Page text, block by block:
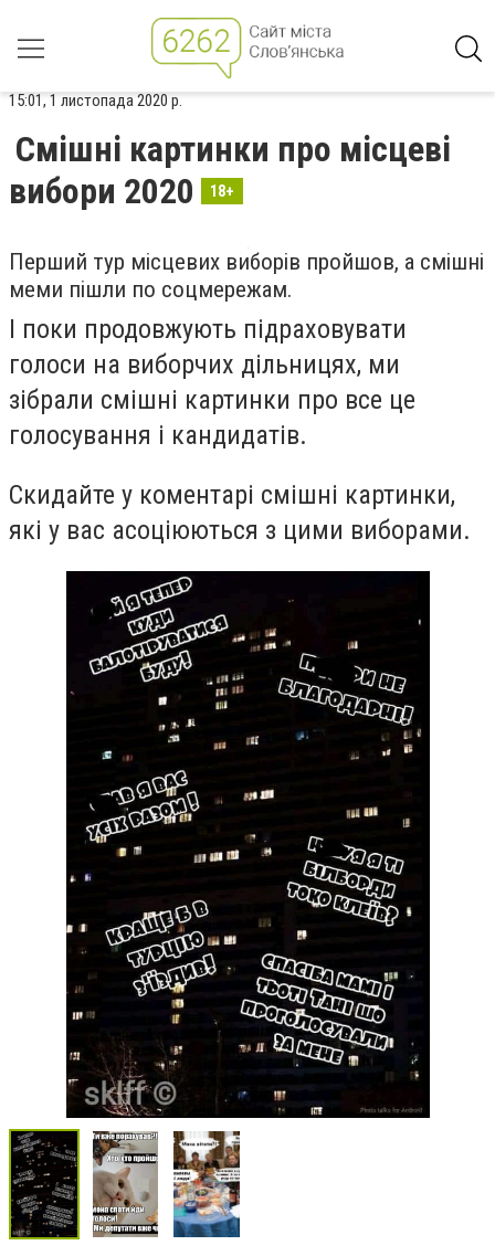
15:01, 1 листопада 2020 р.
Смішні картинки про місцеві
вибори 2020
18+
Перший тур місцевих виборів пройшов, а смішні
меми пішли по соцмережам.
І поки продовжують підраховувати
голоси на виборчих дільницях, ми
зібрали смішні картинки про все це
голосування і кандидатів.
Скидайте у коментарі смішні картинки,
які у вас асоціюються з цими виборами.